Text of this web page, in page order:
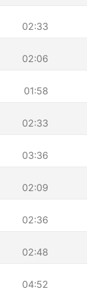
02:33
02:06
01:58
02:33
03:36
02:09
02:36
02:48
04:52